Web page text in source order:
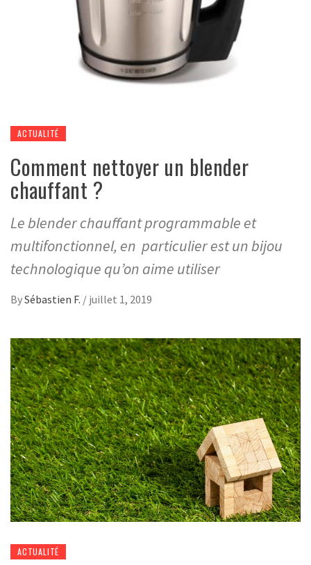
ACTUALITÉ
Comment nettoyer un blender
chauffant ?
Le blender chauffant programmable et
multifonctionnel, en particulier est un bijou
technologique qu’on aime utiliser
BySébastien F. / juillet 1, 2019
ACTUALITÉ